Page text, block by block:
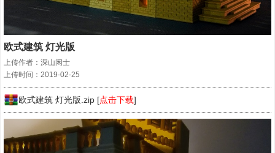
欧式建筑 灯光版
上传作者：深山闲士
上传时间：2019-02-25
欧式建筑 灯光版.zip [点击下载]